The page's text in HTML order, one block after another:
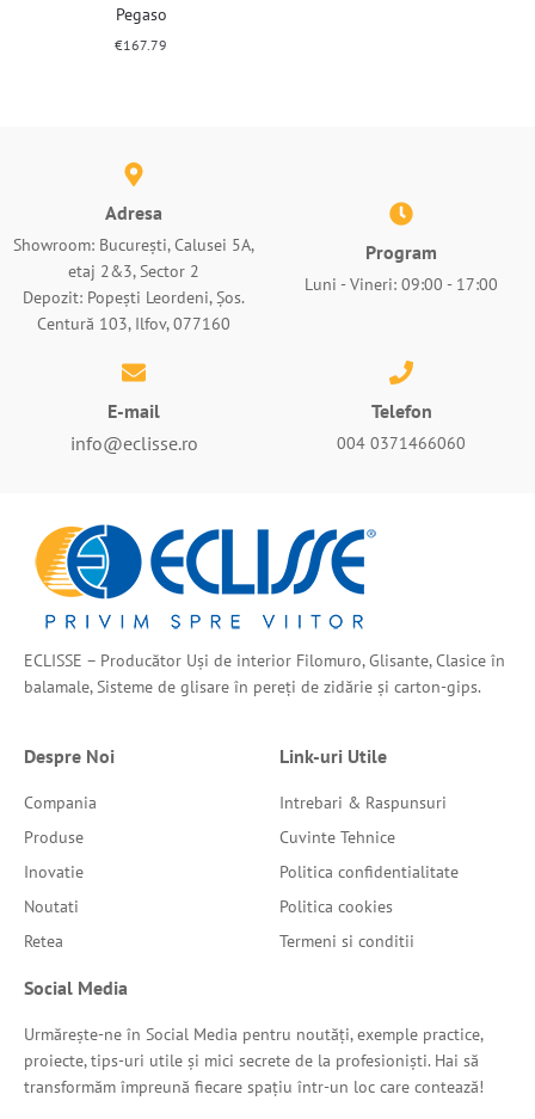
Pegaso
€167.79
Adresa
Showroom: București, Calusei 5A,
etaj 2&3, Sector 2
Depozit: Popești Leordeni, Șos.
Centură 103, Ilfov, 077160
Program
Luni - Vineri: 09:00 - 17:00
E-mail
info@eclisse.ro
Telefon
004 0371466060
ECLISSE – Producător Uși de interior Filomuro, Glisante, Clasice în
balamale, Sisteme de glisare în pereți de zidărie și carton-gips.
Despre Noi
Compania
Produse
Inovatie
Noutati
Retea
Link-uri Utile
Intrebari & Raspunsuri
Cuvinte Tehnice
Politica confidentialitate
Politica cookies
Termeni si conditii
Social Media
Urmărește-ne în Social Media pentru noutăți, exemple practice,
proiecte, tips-uri utile și mici secrete de la profesioniști. Hai să
transformăm împreună fiecare spațiu într-un loc care contează!